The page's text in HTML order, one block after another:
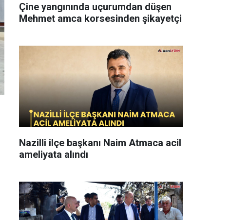
Çine yangınında uçurumdan düşen
Mehmet amca korsesinden şikayetçi
Nazilli ilçe başkanı Naim Atmaca acil
ameliyata alındı